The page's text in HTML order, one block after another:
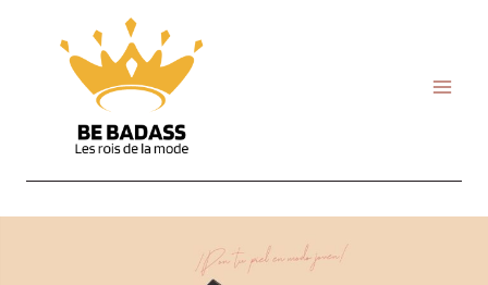
content